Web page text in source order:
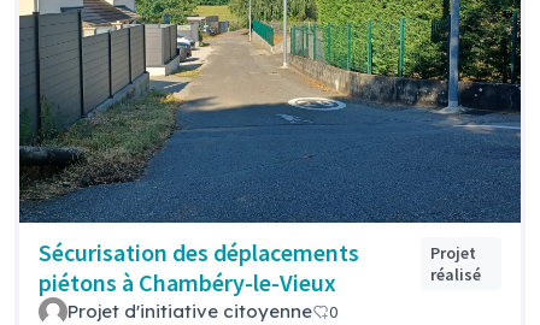
Sécurisation des déplacements
piétons à Chambéry-le-Vieux
Projet
réalisé
Projet d'initiative citoyenne 0